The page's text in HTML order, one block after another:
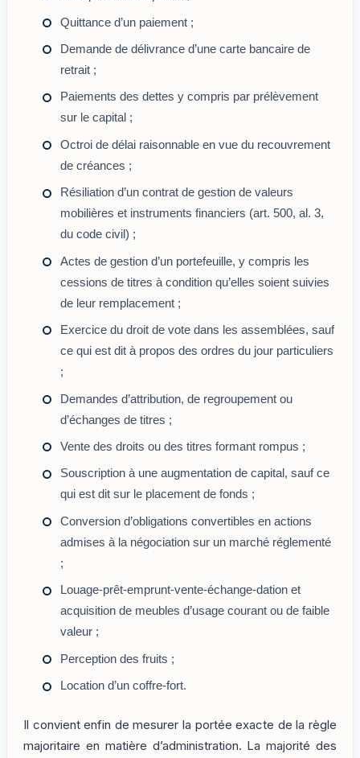
Quittance d’un paiement ;
Demande de délivrance d’une carte bancaire de
retrait ;
Paiements des dettes y compris par prélèvement
sur le capital ;
Octroi de délai raisonnable en vue du recouvrement
de créances ;
Résiliation d’un contrat de gestion de valeurs
mobilières et instruments financiers (art. 500, al. 3,
du code civil) ;
Actes de gestion d’un portefeuille, y compris les
cessions de titres à condition qu’elles soient suivies
de leur remplacement ;
Exercice du droit de vote dans les assemblées, sauf
ce qui est dit à propos des ordres du jour particuliers
;
Demandes d’attribution, de regroupement ou
d’échanges de titres ;
Vente des droits ou des titres formant rompus ;
Souscription à une augmentation de capital, sauf ce
qui est dit sur le placement de fonds ;
Conversion d’obligations convertibles en actions
admises à la négociation sur un marché réglementé
;
Louage-prêt-emprunt-vente-échange-dation et
acquisition de meubles d’usage courant ou de faible
valeur ;
Perception des fruits ;
Location d’un coffre-fort.
Il convient enfin de mesurer la portée exacte de la règle
majoritaire en matière d’administration. La majorité des